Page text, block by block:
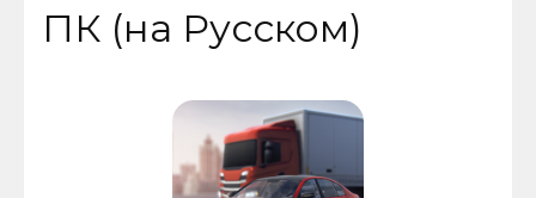
ПК (на Русском)